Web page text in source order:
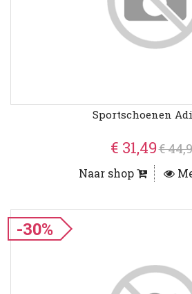
Sportschoenen
€ 31,49€
Naar shop
-30%